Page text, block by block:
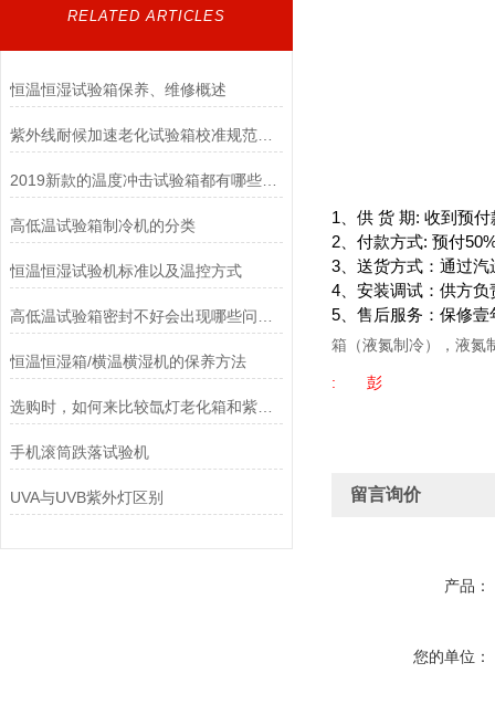
RELATED ARTICLES
恒温恒湿试验箱保养、维修概述
紫外线耐候加速老化试验箱校准规范以及应用领域
2019新款的温度冲击试验箱都有哪些功能
高低温试验箱制冷机的分类
恒温恒湿试验机标准以及温控方式
恒温恒湿箱/横温横湿机的保养方法
选购时，如何来比较氙灯老化箱和紫外老化箱？
手机滚筒跌落试验机
UVA与UVB紫外灯区别
1 、供 货 期: 收到预
2、付款方式: 预付
3、送货方式：通过
4、安装调试：供方
5、售后服务：保修
箱（液氮制冷），液氮
: 彭
留言询价
产品：
您的单位：